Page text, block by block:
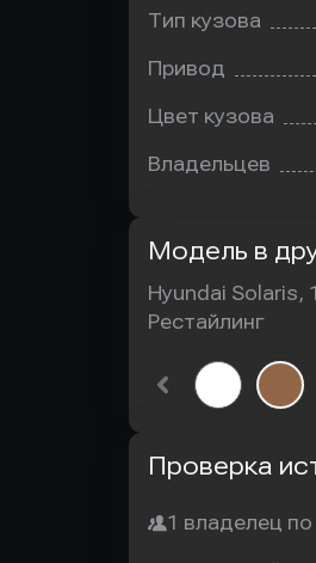
Тип кузова
Привод
Цвет кузова
Владельцев
Модель в
Hyundai Solaris,
Рестайлинг
Проверка
1 владелец